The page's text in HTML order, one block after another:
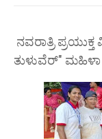
ನವರಾತ್ರಿ
ತುಳುವೆರ್" ಮಹಿಳಾ